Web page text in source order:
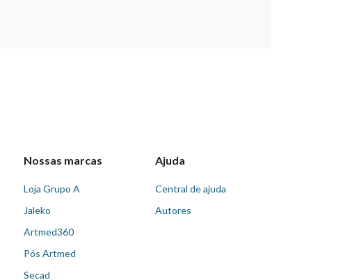
Nossas marcas
Loja Grupo A
Jaleko
Artmed360
Pós Artmed
Secad
Ajuda
Central de ajuda
Autores